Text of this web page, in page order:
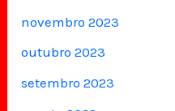
novembro 2023
outubro 2023
setembro 2023